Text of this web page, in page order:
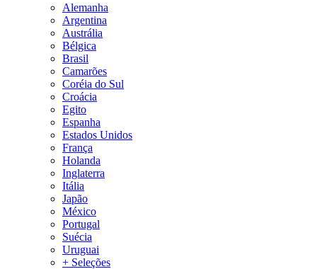
Alemanha
Argentina
Austrália
Bélgica
Brasil
Camarões
Coréia do Sul
Croácia
Egito
Espanha
Estados Unidos
França
Holanda
Inglaterra
Itália
Japão
México
Portugal
Suécia
Uruguai
+ Seleções